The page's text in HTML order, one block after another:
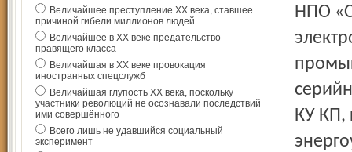
Величайшее преступление ХХ века, ставшее
причиной гибели миллионов людей
Величайшее в ХХ веке предательство
правящего класса
Величайшая в ХХ веке провокация
иностранных спецслужб
Величайшая глупость ХХ века, поскольку
участники революций не осознавали последствий
ими совершённого
Всего лишь не удавшийся социальный
эксперимент
НПО
КУ КП,